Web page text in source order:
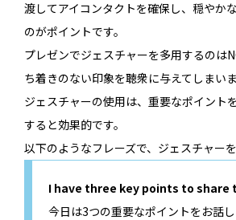
渡してアイコンタクトを確保し、穏やか
のがポイントです。
プレゼンでジェスチャーを多用するのは
ち着きのない印象を聴衆に与えてしまいま
ジェスチャーの使用は、重要なポイント
すると効果的です。
以下のようなフレーズで、ジェスチャー
I have three key points to share
今日は3つの重要なポイントをお話し